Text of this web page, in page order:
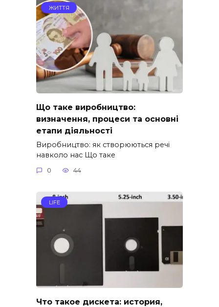
ЖИТТЯ
Що таке виробництво:
визначення, процеси та основні
етапи діяльності
Виробництво: як створюються речі
навколо нас Що таке
0 44
LIFE
Что такое дискета: история,